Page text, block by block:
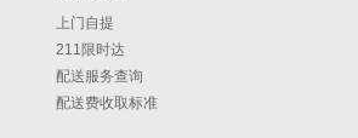
上门自提
211限时达
配送服务查询
配送费收取标准